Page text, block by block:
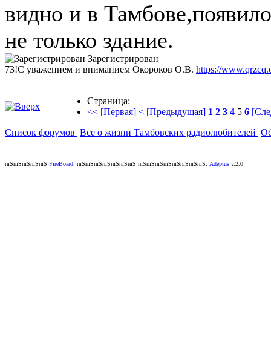
видно и в
не только здание.
Зарегистрирован
73!С уважением и вниманием Окороков О.В. https://
Страница:
<< [Первая] < [Предыдущая] 1 2 3 4 5 6
Список форумов Все о жизни Тамбовских радиолюбителей
пїЅпїЅпїЅпїЅпїЅ FireBoard пїЅпїЅпїЅпїЅпїЅпїЅпїЅ пїЅпїЅпїЅпїЅпїЅпїЅпїЅпїЅ: Adeptus v.2.0